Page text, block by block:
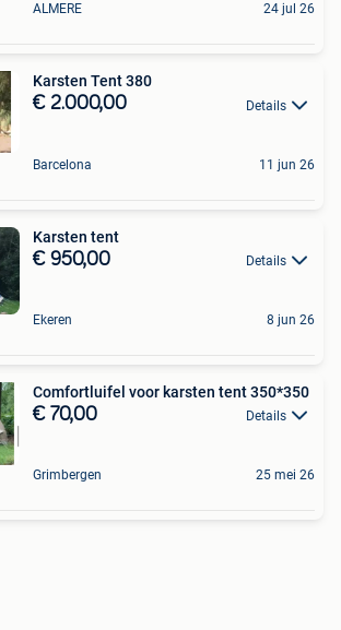
ALMERE 24 jul 26
Karsten Tent 380
€ 2.000,00 Details
Barcelona 11 jun 26
Karsten tent
€ 950,00 Details
Ekeren 8 jun 26
Comfortluifel voor karsten tent 350*350
€ 70,00 Details
Grimbergen 25 mei 26